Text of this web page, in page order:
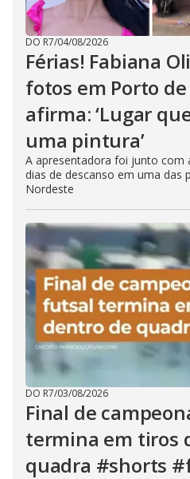
DO R7/04/08/2026
Férias! Fabiana
fotos em Porto
afirma: ‘Lugar
uma pintura’
A apresentadora foi junto com
dias de descanso em uma das
Nordeste
DO R7/03/08/2026
Final de
termina em tiros
quadra #shorts